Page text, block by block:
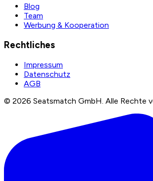
Blog
Team
Werbung & Kooperation
Rechtliches
Impressum
Datenschutz
AGB
© 2026 Seatsmatch GmbH. Alle Rechte